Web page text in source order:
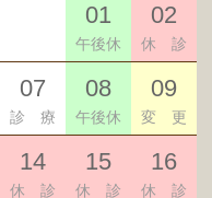
について
について＜
01
午後休
02
休 診
07
診 療
08
午後休
09
変 更
14
休 診
15
休 診
16
休 診